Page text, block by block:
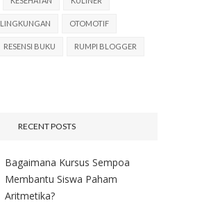
LINGKUNGAN OTOMOTIF
RESENSI BUKU RUMPI BLOGGER
RECENT POSTS
Bagaimana Kursus Sempoa
Membantu Siswa Paham
Aritmetika?